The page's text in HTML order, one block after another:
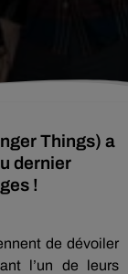
Things) a
dernier
!
de dévoiler
l’un de leurs